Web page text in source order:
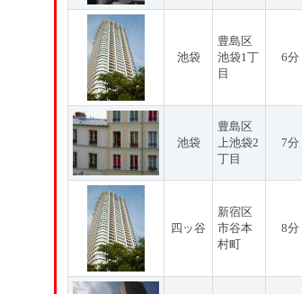
池袋
豊島区
池袋1丁
目
6分
池袋
豊島区
上池袋2
丁目
7分
四ッ谷
新宿区
市谷本
村町
8分